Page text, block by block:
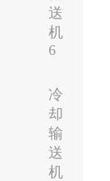
送
机
6
冷
却
输
送
机